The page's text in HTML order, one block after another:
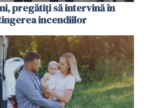
pregătiţi să intervină în
incendiilor